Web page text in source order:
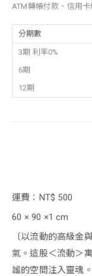
ATM轉帳付款、信用
分期數
3期 利率0%
6期
12期
運費：NT$ 500
60 × 90 ×1 cm
〔以流動的高級金
氣。這股＜流動＞
謐的空間注入靈魂。